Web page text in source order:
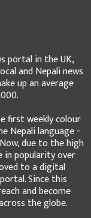
portal in the UK,
and Nepali news
up an average
first weekly colour
Nepali language -
due to the high
popularity over
to a digital
Since this
and become
the globe.